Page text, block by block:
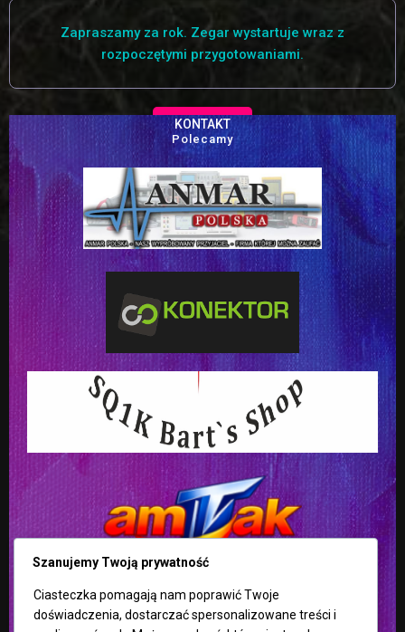
Zapraszamy za rok. Zegar wystartuje wraz z
rozpoczętymi przygotowaniami.
KONTAKT
Polecamy
Szanujemy Twoją prywatność
Ciasteczka pomagają nam poprawić Twoje
doświadczenia, dostarczać spersonalizowane treści i